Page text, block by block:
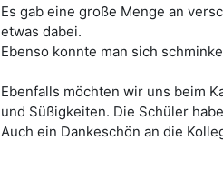
Es gab eine große Menge an
etwas dabei.
Ebenso konnte man sich
Ebenfalls möchten wir uns beim
und Süßigkeiten. Die Schüler
Auch ein Dankeschön an die